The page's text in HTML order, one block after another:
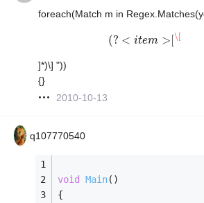
foreach(Match m in
(? < item > [\[
(?<item> [\[
]*)\] "))
{}
2010-10-13
q107770540
void Main()
{